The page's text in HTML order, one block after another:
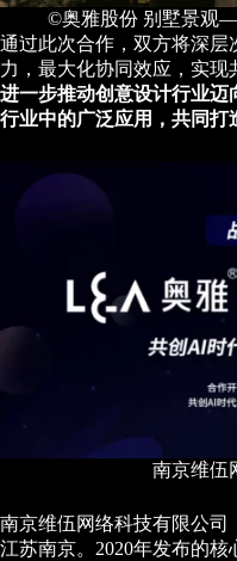
©奥雅股份 别墅景观
通过此次合作，双方将深层
力，最大化协同效应，实现
进一步推动创意设计行业
行业中的广泛应用，共同打
南京维伍
南京维伍网络科技有限公司
江苏南京。2020年发布的